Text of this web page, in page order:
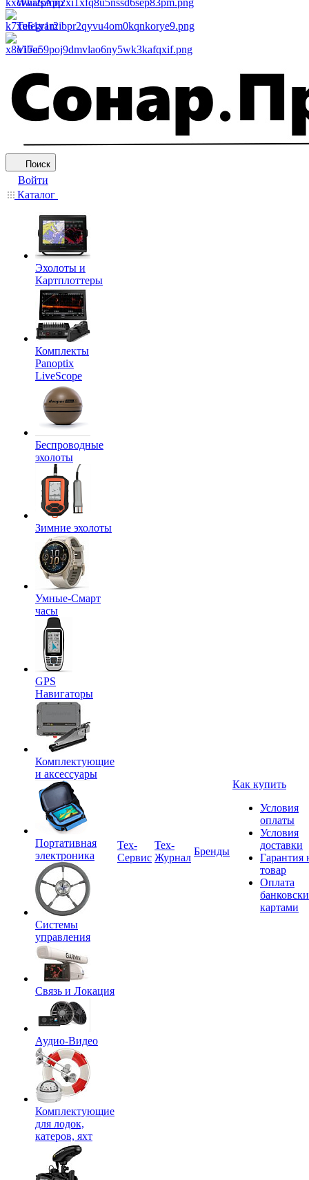
WhatsApp
Telegram
Viber
Поиск
Войти
Каталог
Эхолоты и
Картплоттеры
Комплекты
Panoptix
LiveScope
Беспроводные
эхолоты
Зимние эхолоты
Умные-Смарт
часы
GPS
Навигаторы
Комплектующие
и аксессуары
Портативная
электроника
Системы
управления
Связь и Локация
Аудио-Видео
Комплектующие
для лодок,
катеров, яхт
Tex-
Сервис
Тех-
Журнал
Бренды
Как купить
Условия
оплаты
Условия
доставки
Гарантия
товар
Оплата
картами